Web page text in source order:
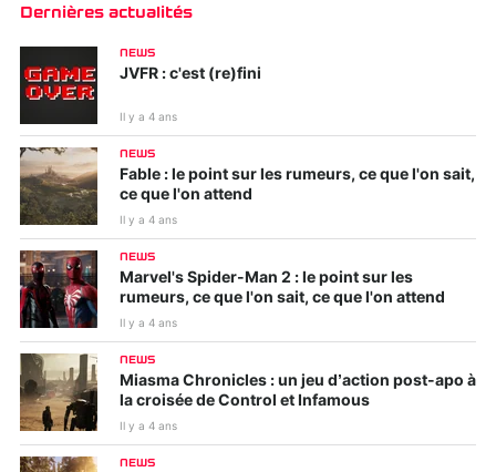
Dernières actualités
NEWS
JVFR : c'est (re)fini
Il y a 4 ans
NEWS
Fable : le point sur les rumeurs, ce que l'on sait,
ce que l'on attend
Il y a 4 ans
NEWS
Marvel's Spider-Man 2 : le point sur les
rumeurs, ce que l'on sait, ce que l'on attend
Il y a 4 ans
NEWS
Miasma Chronicles : un jeu d’action post-apo à
la croisée de Control et Infamous
Il y a 4 ans
NEWS